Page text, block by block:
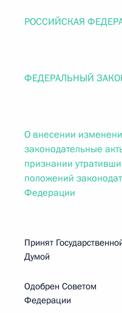
РОССИЙСКАЯ
ФЕДЕРАЛЬНЫЙ
О внесении
законодательные
признании
положений
Федерации
Принят
Думой 31
Одобрен Советом
Федерации 2